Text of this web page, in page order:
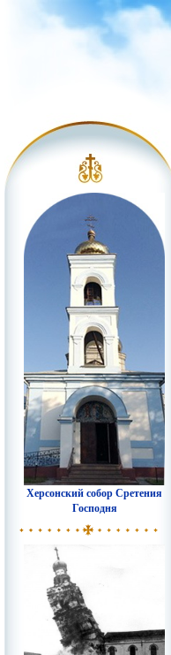
Херсонский собор Сретения
Господня